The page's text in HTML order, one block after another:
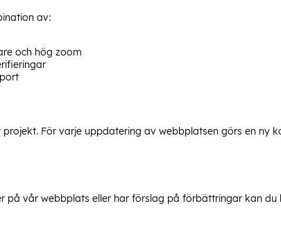
av:
och hög zoom
För varje uppdatering av webbplatsen görs en ny
på vår webbplats eller har förslag på förbättringar kan